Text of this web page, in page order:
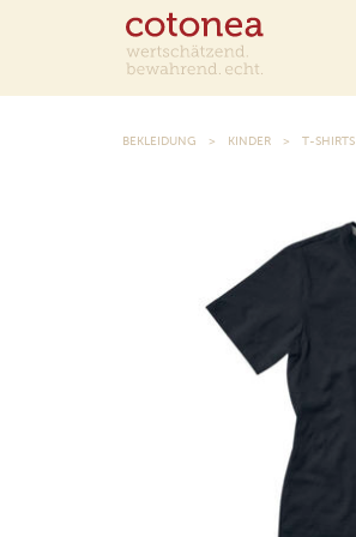
BEKLEIDUNG KINDER T-SHIRTS